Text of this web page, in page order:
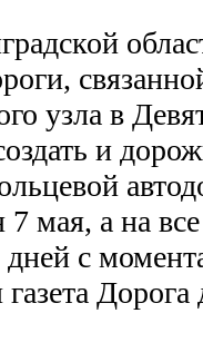
узла в
и
мая, а на
дней с
газета